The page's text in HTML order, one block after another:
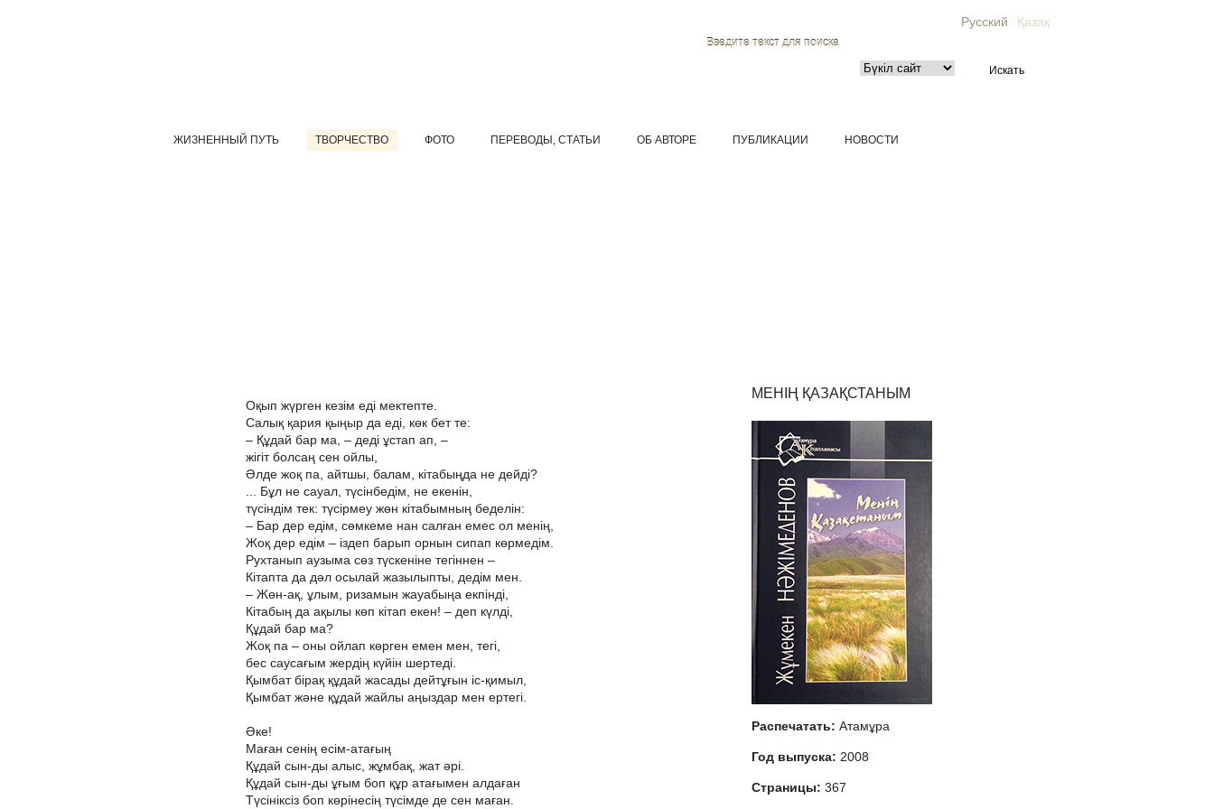
Русский Қазақ
Введите текст для поиска
ЖИЗНЕННЫЙ ПУТЬ ТВОРЧЕСТВО ФОТО ПЕРЕВОДЫ, СТАТЬИ ОБ АВТОРЕ ПУБЛИКАЦИИ НОВОСТИ
Оқып жүрген кезім еді мектепте.
Салық қария қыңыр да еді, көк бет те:
– Құдай бар ма, – деді ұстап ап, –
жігіт болсаң сен ойлы,
Әлде жоқ па, айтшы, балам, кітабыңда не дейді?
... Бұл не сауал, түсінбедім, не екенін,
түсіндім тек: түсірмеу жөн кітабымның беделін:
– Бар дер едім, сөмкеме нан салған емес ол менің,
Жоқ дер едім – іздеп барып орнын сипап көрмедім.
Рухтанып аузыма сөз түскеніне тегіннен –
Кітапта да дәл осылай жазылыпты, дедім мен.
– Жөн-ақ, ұлым, ризамын жауабыңа екпінді,
Кітабың да ақылы көп кітап екен! – деп күлді,
Құдай бар ма?
Жоқ па – оны ойлап көрген емен мен, тегі,
бес саусағым жердің күйін шертеді.
Қымбат бірақ құдай жасады дейтұғын іс-қимыл,
Қымбат және құдай жайлы аңыздар мен ертегі.
Әке!
Маған сенің есім-атағың
Құдай сын-ды алыс, жұмбақ, жат әрі.
Құдай сын-ды ұғым боп құр атағымен алдаған
Түсініксіз боп көрінесің түсімде де сен маған.
МЕНІҢ ҚАЗАҚСТАНЫМ
Распечатать: Атамұра
Год выпуска: 2008
Страницы: 367